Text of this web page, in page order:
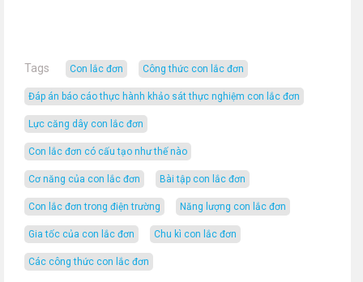
Tags con lắc đơn công thức con lắc đơn
đáp án báo cáo thực hành khảo sát thực nghiệm con lắc đơn
lực căng dây con lắc đơn
con lắc đơn có cấu tạo như thế nào
cơ năng của con lắc đơn bài tập con lắc đơn
con lắc đơn trong điện trường năng lượng con lắc đơn
gia tốc của con lắc đơn chu kì con lắc đơn
các công thức con lắc đơn